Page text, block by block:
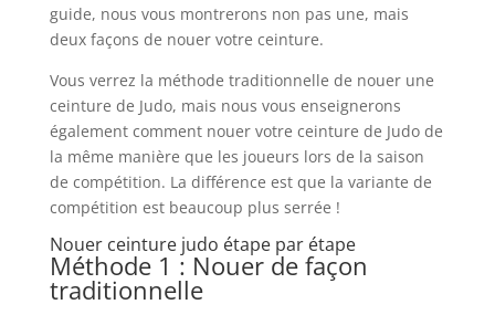
guide, nous vous montrerons non pas une, mais
deux façons de nouer votre ceinture.
Vous verrez la méthode traditionnelle de nouer une
ceinture de Judo, mais nous vous enseignerons
également comment nouer votre ceinture de Judo de
la même manière que les joueurs lors de la saison
de compétition. La différence est que la variante de
compétition est beaucoup plus serrée !
Nouer ceinture judo étape par étape
Méthode 1 : Nouer de façon
traditionnelle